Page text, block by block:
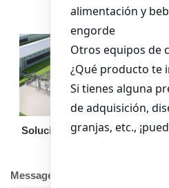
Solución llave en mano
Message